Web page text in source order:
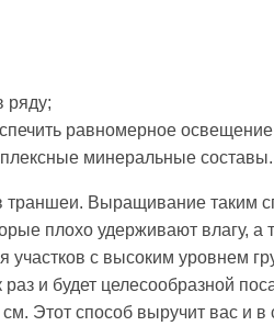
ряду;
равномерное освещение
минеральные составы.
траншеи. Выращивание таким
плохо удерживают влагу, а
участков с высоким уровнем
и будет целесообразной
Этот способ выручит вас и в